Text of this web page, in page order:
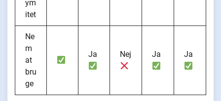
ym
itet
Ne
m
at
bru
ge
Ja Nej Ja Ja